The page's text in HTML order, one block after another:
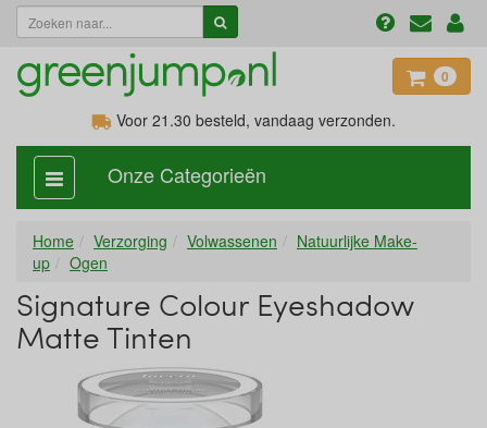
0
Voor 21.30 besteld, vandaag verzonden.
categorie
aan,
Onze Categorieën
Home Verzorging Volwassenen
Natuurlijke Make-
up
Ogen
Signature Colour Eyeshadow
Matte Tinten